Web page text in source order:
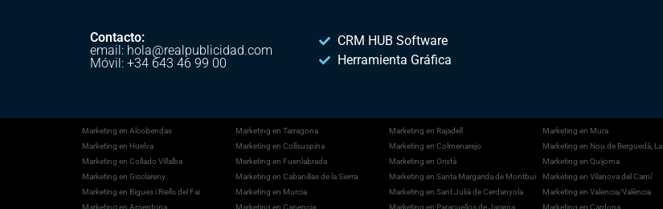
Contacto:
email: hola@realpublicidad.com
Móvil: +34 643 46 99 00
CRM HUB Software
Herramienta Gráfica
Marketing en Alcobendas Marketing en Tarragona Marketing en Rajadell Marketing en Mura
Marketing en Huelva
Marketing en Collsuspina Marketing en Colmenarejo Marketing en Nou de Berguedà, La
Marketing en Collado Villalba
Marketing en Fuenlabrada Marketing en Oristà Marketing en Quijorna
Marketing en Gisclareny
Marketing en Cabanillas de la Sierra Marketing en Santa Margarida de Montbui Marketing en Vilanova del Camí
Marketing en Bigues i Riells del Fai
Marketing en Murcia Marketing en Sant Julià de Cerdanyola Marketing en Valencia/València